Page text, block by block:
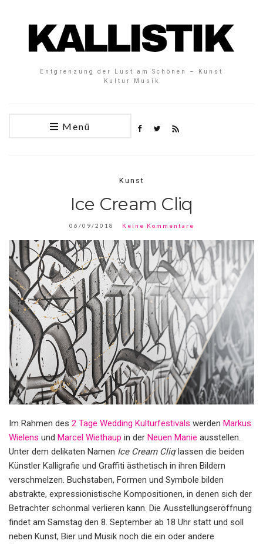
Entgrenzung der Lust am Schönen – Kunst
Kultur Musik
Menü
Kunst
Ice Cream Cliq
06/09/2018 Keine Kommentare
Im Rahmen des 2 Tage Wedding Kulturfestivals werden Markus
Wielens und Marcel Wiethaup in der Neuen Manie ausstellen.
Unter dem delikaten Namen Ice Cream Cliqlassen die beiden
Künstler Kalligrafie und Graffiti ästhetisch in ihren Bildern
verschmelzen. Buchstaben, Formen und Symbole bilden
abstrakte, expressionistische Kompositionen, in denen sich der
Betrachter schonmal verlieren kann. Die Ausstellungseröffnung
findet am Samstag den 8. September ab 18 Uhr statt und soll
neben Kunst, Bier und Musik noch die ein oder andere